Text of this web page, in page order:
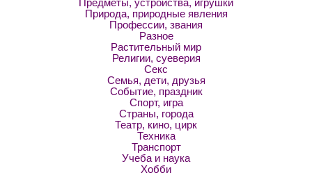
Предметы, устройства, игрушки
Природа, природные явления
Профессии, звания
Разное
Растительный мир
Религии, суеверия
Секс
Семья, дети, друзья
Событие, праздник
Спорт, игра
Страны, города
Театр, кино, цирк
Техника
Транспорт
Учеба и наука
Хобби